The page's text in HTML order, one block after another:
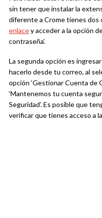
sin tener que instalar la
diferente a Crome tienes dos
enlacey acceder a la opción
contraseña’.
La segunda opción es
hacerlo desde tu correo, al
opción ‘Gestionar Cuenta de
‘Mantenemos tu cuenta
Seguridad’. Es posible que
verificar que tienes acceso a